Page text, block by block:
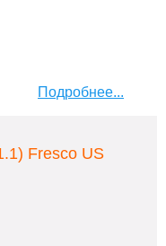
Подробнее...
Fresco US